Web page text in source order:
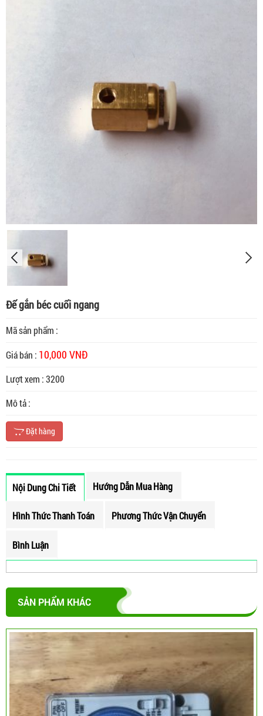
Đế gắn béc cuối ngang
Mã sản phẩm :
Giá bán : 10,000 VNĐ
Lượt xem : 3200
Mô tả :
Đặt hàng
Nội Dung Chi Tiết Hướng Dẫn Mua Hàng
Hình Thức Thanh Toán Phương Thức Vận Chuyển
Bình Luận
SẢN PHẨM KHÁC